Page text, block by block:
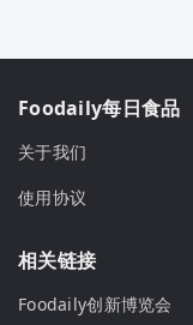
Foodaily每日食品
关于我们
使用协议
相关链接
Foodaily创新博览会